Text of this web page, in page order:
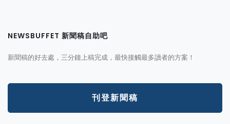
NEWSBUFFET 新聞稿自助吧
新聞稿的好去處，三分鐘上稿完成，最快接觸最多讀者的方案！
刊登新聞稿